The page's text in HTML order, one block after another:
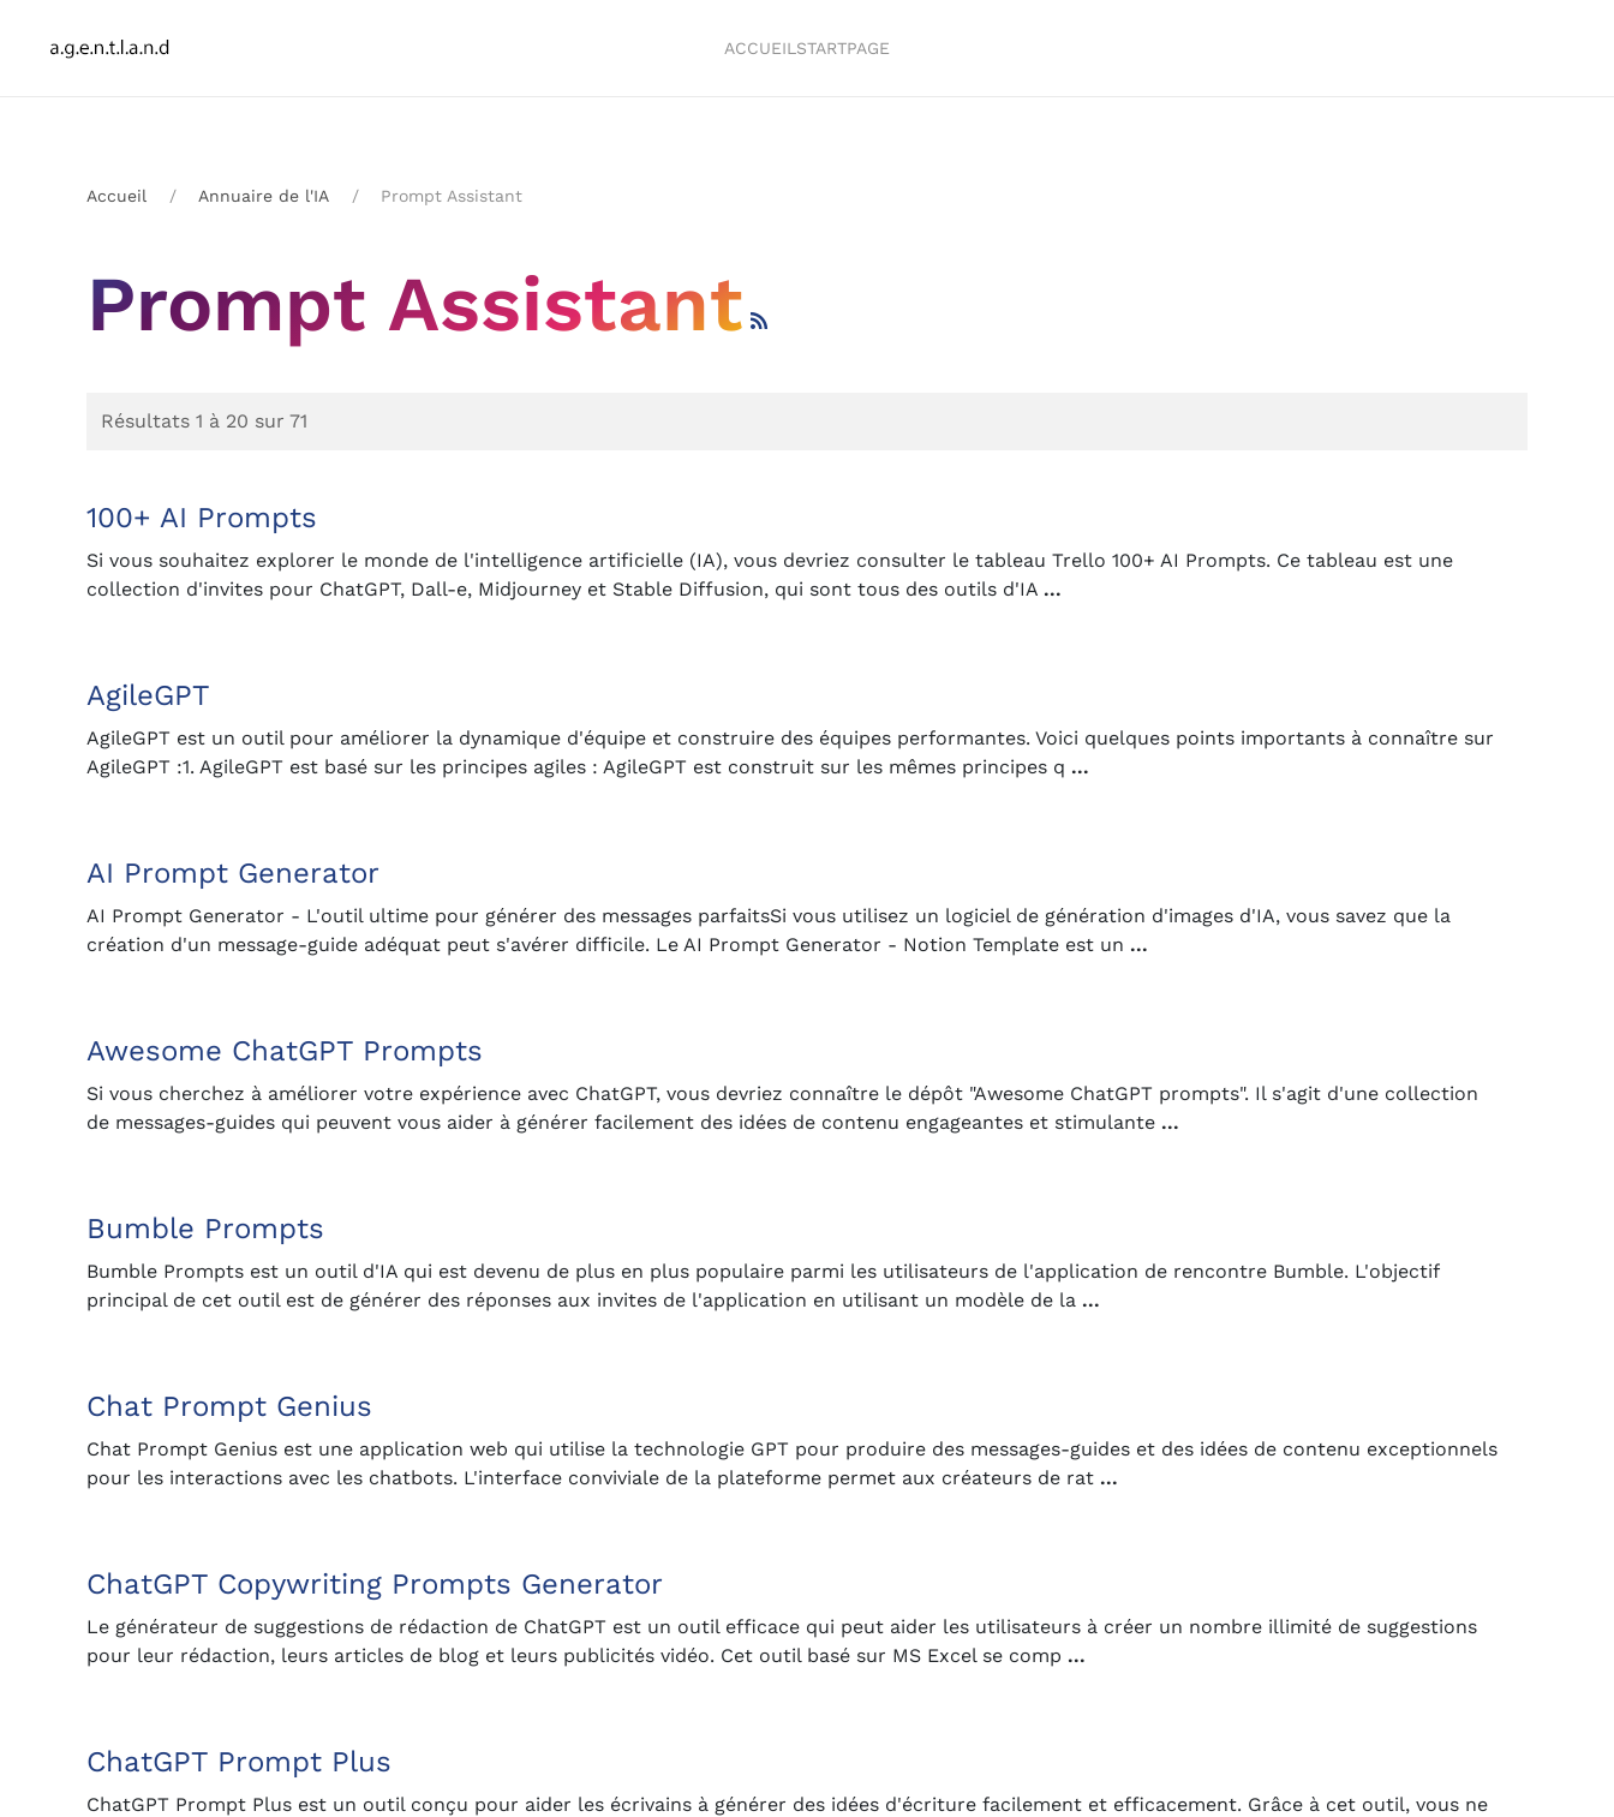
ACCUEIL STARTPAGE
Accueil Annuaire de l'IA Prompt Assistant
Prompt Assistant
Résultats 1 à 20 sur 71
100+ AI Prompts
Si vous souhaitez explorer le monde de l'intelligence artificielle (IA), vous devriez consulter le tableau Trello 100+ AI Prompts. Ce tableau est une
collection d'invites pour ChatGPT, Dall-e, Midjourney et Stable Diffusion, qui sont tous des outils d'IA ...
AgileGPT
AgileGPT est un outil pour améliorer la dynamique d'équipe et construire des équipes performantes. Voici quelques points importants à connaître sur
AgileGPT :1. AgileGPT est basé sur les principes agiles : AgileGPT est construit sur les mêmes principes q ...
AI Prompt Generator
AI Prompt Generator - L'outil ultime pour générer des messages parfaitsSi vous utilisez un logiciel de génération d'images d'IA, vous savez que la
création d'un message-guide adéquat peut s'avérer difficile. Le AI Prompt Generator - Notion Template est un ...
Awesome ChatGPT Prompts
Si vous cherchez à améliorer votre expérience avec ChatGPT, vous devriez connaître le dépôt "Awesome ChatGPT prompts". Il s'agit d'une collection
de messages-guides qui peuvent vous aider à générer facilement des idées de contenu engageantes et stimulante ...
Bumble Prompts
Bumble Prompts est un outil d'IA qui est devenu de plus en plus populaire parmi les utilisateurs de l'application de rencontre Bumble. L'objectif
principal de cet outil est de générer des réponses aux invites de l'application en utilisant un modèle de la ...
Chat Prompt Genius
Chat Prompt Genius est une application web qui utilise la technologie GPT pour produire des messages-guides et des idées de contenu exceptionnels
pour les interactions avec les chatbots. L'interface conviviale de la plateforme permet aux créateurs de rat ...
ChatGPT Copywriting Prompts Generator
Le générateur de suggestions de rédaction de ChatGPT est un outil efficace qui peut aider les utilisateurs à créer un nombre illimité de suggestions
pour leur rédaction, leurs articles de blog et leurs publicités vidéo. Cet outil basé sur MS Excel se comp ...
ChatGPT Prompt Plus
ChatGPT Prompt Plus est un outil conçu pour aider les écrivains à générer des idées d'écriture facilement et efficacement. Grâce à cet outil, vous ne